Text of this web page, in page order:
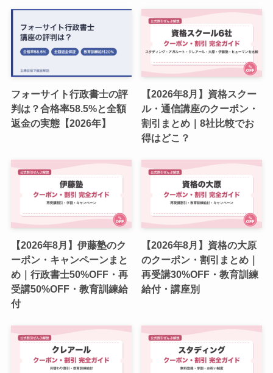
フォーサイト行政書士の評
判は？合格率58.5%と全額
返金の実態【2026年】
【2026年8月】資格スクー
ル・通信講座のクーポン・
割引まとめ｜8社比較でお
得はどこ？
【2026年8月】伊藤塾のク
ーポン・キャンペーンまと
め｜行政書士50%OFF・再
受講50%OFF・教育訓練給
付
【2026年8月】資格の大原
のクーポン・割引まとめ｜
再受講30%OFF・教育訓練
給付・講座別